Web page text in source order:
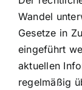
Wandel
Gesetze in
eingeführt
aktuellen
regelmäßig